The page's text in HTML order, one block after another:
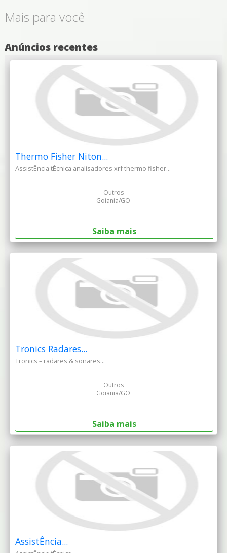
Mais para você
Anúncios recentes
Thermo Fisher Niton...
AssistÊncia tÉcnica analisadores xrf thermo fisher...
Outros
Goiania/GO
Saiba mais
Tronics Radares...
Tronics – radares & sonares...
Outros
Goiania/GO
Saiba mais
AssistÊncia...